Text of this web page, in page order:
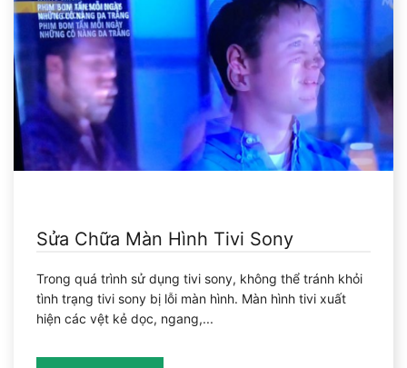
Sửa Chữa Màn Hình Tivi Sony
Trong quá trình sử dụng tivi sony, không thể tránh khỏi
tình trạng tivi sony bị lỗi màn hình. Màn hình tivi xuất
hiện các vệt kẻ dọc, ngang,...